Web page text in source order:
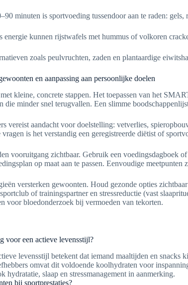
minuten is sportvoeding tussendoor aan te raden:
energie kunnen rijstwafels met hummus of volkoren
zoals peulvruchten, zaden en plantaardige
en aanpassing aan persoonlijke doelen
kleine, concrete stappen. Het toepassen van het
die minder snel terugvallen. Een slimme
vereist aandacht voor doelstelling: vetverlies,
is het verstandig een geregistreerde diëtist of
vooruitgang zichtbaar. Gebruik een voedingsdagboek
op maat aan te passen. Eenvoudige
versterken gewoonten. Houd gezonde opties
of trainingspartner en stressreductie (vast
voor bloedonderzoek bij vermoeden van tekorten.
voor een actieve levensstijl?
levensstijl betekent dat iemand maaltijden en snacks
omvat dit voldoende koolhydraten voor
hydratatie, slaap en stressmanagement in aanmerking.
bij sportprestaties?